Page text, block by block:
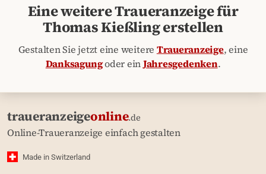
Eine weitere Traueranzeige für
Thomas Kießling erstellen
Gestalten Sie jetzt eine weitere Traueranzeige, eine
Danksagungoder einJahresgedenken.
traueranzeigeonline.de
Online-Traueranzeige einfach gestalten
Made in Switzerland